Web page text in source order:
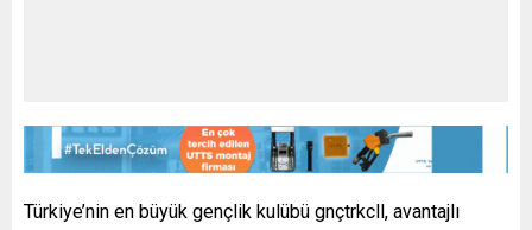
Türkiye’nin en büyük gençlik kulübü gnçtrkcll, avantajlı